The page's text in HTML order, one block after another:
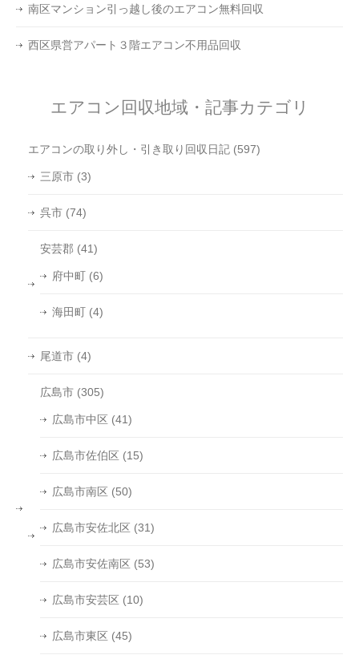
南区マンション引っ越し後のエアコン無料回収
西区県営アパート３階エアコン不用品回収
エアコン回収地域・記事カテゴリ
エアコンの取り外し・引き取り回収日記 (597)
三原市 (3)
呉市 (74)
安芸郡 (41)
府中町 (6)
海田町 (4)
尾道市 (4)
広島市 (305)
広島市中区 (41)
広島市佐伯区 (15)
広島市南区 (50)
広島市安佐北区 (31)
広島市安佐南区 (53)
広島市安芸区 (10)
広島市東区 (45)